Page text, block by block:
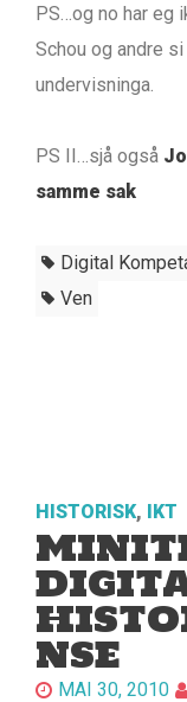
PS…og no har eg
Schou og andre
undervisninga.
PS II…sjå også
samme sak
Digital
Ven
HISTORISK, IKT
NSE
MAI 30, 2010